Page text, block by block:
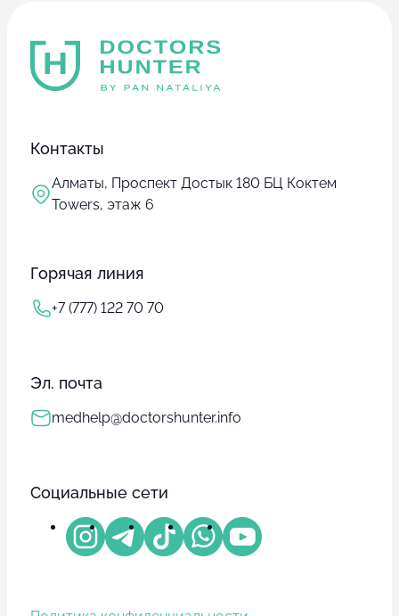
Контакты
Алматы, Проспект Достык 180 БЦ Коктем
Towers, этаж 6
Горячая линия
+7 (777) 122 70 70
Эл. почта
medhelp@doctorshunter.info
Социальные сети